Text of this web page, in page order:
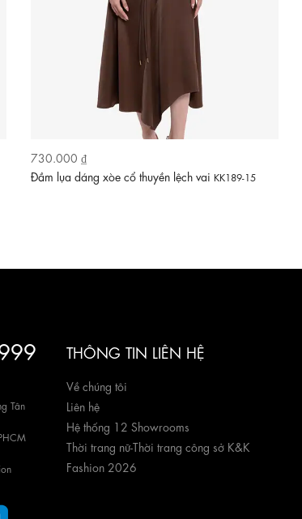
730.000 ₫
Đầm lụa dáng xòe cổ thuyền lệch vai KK189-15
Tân
THÔNG TIN LIÊN HỆ
Về chúng tôi
Liên hệ
Hệ thống 12 Showrooms
Thời trang nữ-Thời trang công sở K&K
Fashion 2026